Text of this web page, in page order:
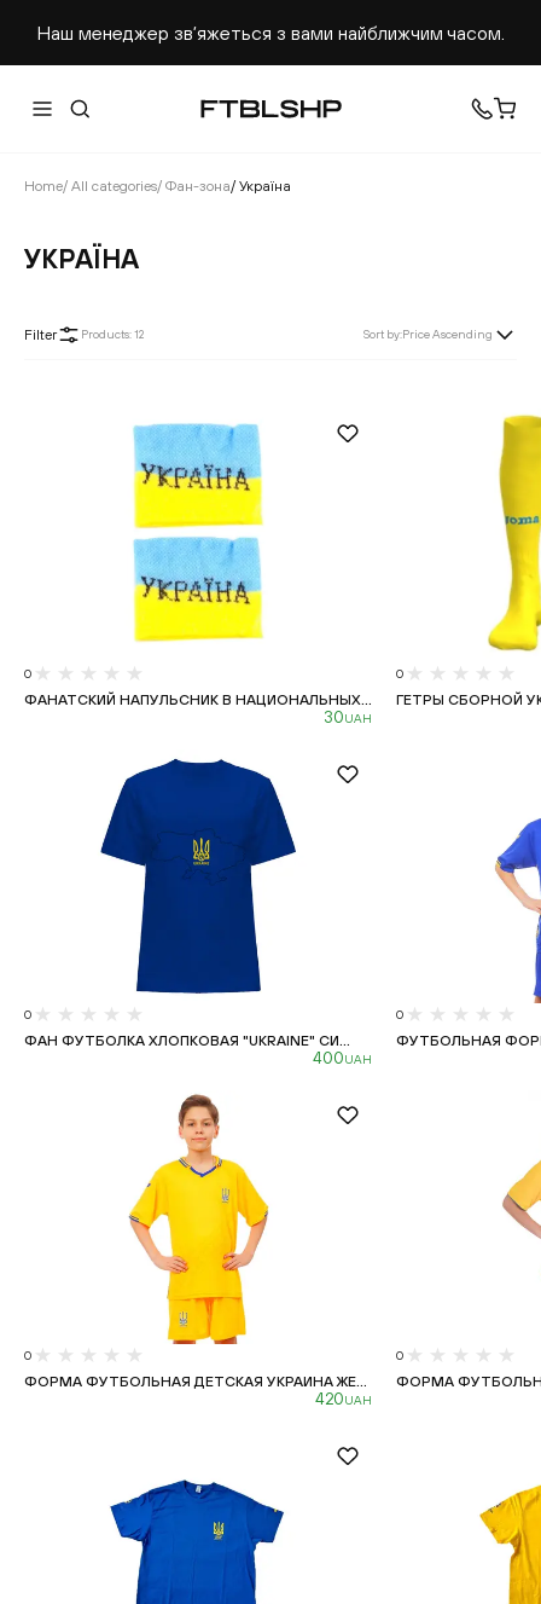
Наш менеджер звʼяжеться з вами найближчим часом.
Home/ All categories/ Фан-зона/ Україна
УКРАЇНА
Filter Products:12 Sort by:Price Ascending
0
ФАНАТСКИЙ НАПУЛЬСНИК В НАЦИОНАЛЬНЫХ...
30UAH
0
ГЕТРЫ СБОРНОЙ
0
ФАН ФУТБОЛКА ХЛОПКОВАЯ "UKRAINE" СИ...
400UAH
0
ФУТБОЛЬНАЯ
0
ФОРМА ФУТБОЛЬНАЯ ДЕТСКАЯ УКРАИНА ЖЕ...
420UAH
0
ФОРМА